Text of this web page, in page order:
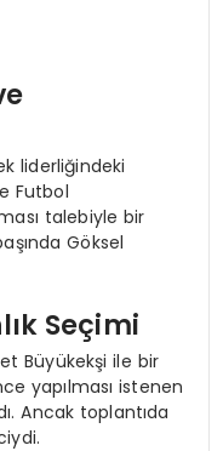
liderliğindeki
Futbol
talebiyle bir
Göksel
Seçimi
Büyükekşi ile bir
yapılması istenen
Ancak toplantıda